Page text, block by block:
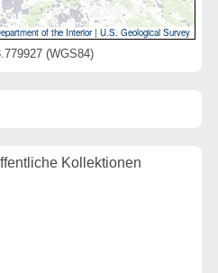
of the Interior|U.S. Geological Survey
(WGS84)
Kollektionen